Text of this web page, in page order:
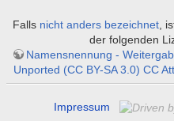
Falls nicht anders bezeichnet ,
der folgenden
Namensnennung -
Unported (CC BY-SA 3.0) CC
Impressum